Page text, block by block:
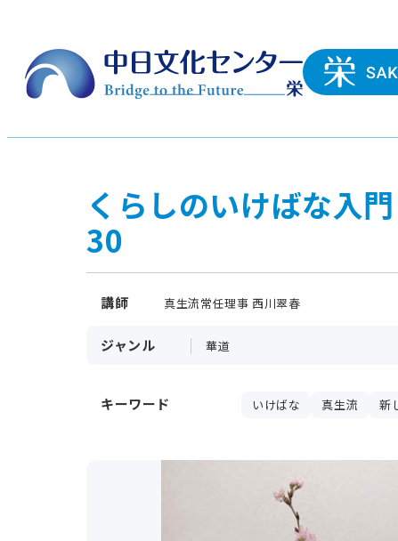
くらしのいけばな
30
講師 真生流常任理事 西川翠春
ジャンル 華道
キーワード いけばな 真生流 新